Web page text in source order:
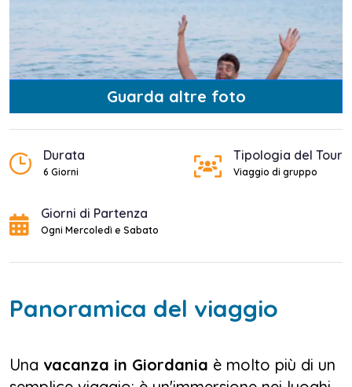
Guarda altre foto
Durata
6 Giorni
Tipologia del Tour
Viaggio di gruppo
Giorni di Partenza
Ogni Mercoledì e Sabato
Panoramica del viaggio
Una vacanza in Giordania è molto più di un